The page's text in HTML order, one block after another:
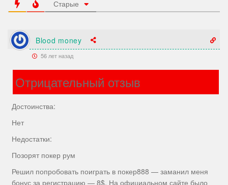
Старые
Blood money
56 лет назад
Отрицательный отзыв
Достоинства:
Нет
Недостатки:
Позорят покер рум
Решил попробовать поиграть в покер888 — заманил меня
бонус за регистрацию — 8$. На официальном сайте было